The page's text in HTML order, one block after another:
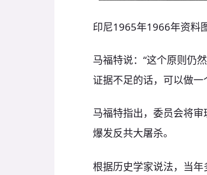
印尼1965年1966年资料
马福特说：“这个原则仍
证据不足的话，可以做一
马福特指出，委员会将
爆发反共大屠杀。
根据历史学家说法，当